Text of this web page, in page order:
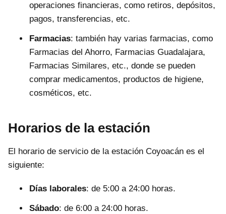
operaciones financieras, como retiros, depósitos,
pagos, transferencias, etc.
Farmacias: también hay varias farmacias, como
Farmacias del Ahorro, Farmacias Guadalajara,
Farmacias Similares, etc., donde se pueden
comprar medicamentos, productos de higiene,
cosméticos, etc.
Horarios de la estación
El horario de servicio de la estación Coyoacán es el
siguiente:
Días laborales: de 5:00 a 24:00 horas.
Sábado: de 6:00 a 24:00 horas.